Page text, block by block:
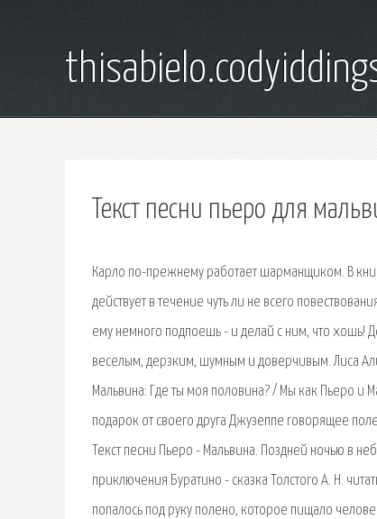
Текст песни пьеро для
Карло по-прежнему работает шарманщиком. В
действует в течение чуть ли не всего
ему немного подпоешь - и делай с ним, что хошь!
веселым, дерзким, шумным и доверчивым. Лиса
Мальвина: Где ты моя половина? / Мы как Пьеро и
подарок от своего друга Джузеппе говорящее
Текст песни Пьеро - Мальвина. Поздней ночью в
приключения Буратино - сказка Толстого А. Н.
попалось под руку полено, которое пищало